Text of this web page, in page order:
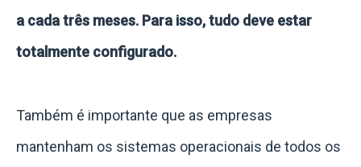
a cada três meses. Para isso, tudo deve estar
totalmente configurado.
Também é importante que as empresas
mantenham os sistemas operacionais de todos os